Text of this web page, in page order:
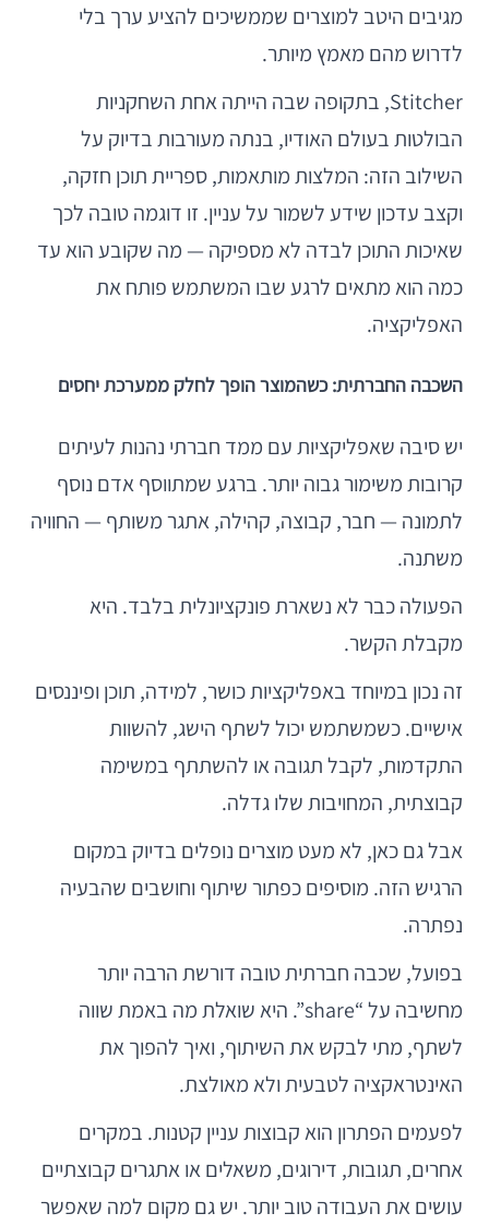
מגיבים היטב למוצרים שממשיכים להציע ערך בלי
לדרוש מהם מאמץ מיותר.
Stitcher, בתקופה שבה הייתה אחת השחקניות
הבולטות בעולם האודיו, בנתה מעורבות בדיוק על
השילוב הזה: המלצות מותאמות, ספריית תוכן חזקה,
וקצב עדכון שידע לשמור על עניין. זו דוגמה טובה לכך
שאיכות התוכן לבדה לא מספיקה — מה שקובע הוא עד
כמה הוא מתאים לרגע שבו המשתמש פותח את
האפליקציה.
השכבה החברתית: כשהמוצר הופך לחלק ממערכת יחסים
יש סיבה שאפליקציות עם ממד חברתי נהנות לעיתים
קרובות משימור גבוה יותר. ברגע שמתווסף אדם נוסף
לתמונה — חבר, קבוצה, קהילה, אתגר משותף — החוויה
משתנה.
הפעולה כבר לא נשארת פונקציונלית בלבד. היא
מקבלת הקשר.
זה נכון במיוחד באפליקציות כושר, למידה, תוכן ופיננסים
אישיים. כשמשתמש יכול לשתף הישג, להשוות
התקדמות, לקבל תגובה או להשתתף במשימה
קבוצתית, המחויבות שלו גדלה.
אבל גם כאן, לא מעט מוצרים נופלים בדיוק במקום
הרגיש הזה. מוסיפים כפתור שיתוף וחושבים שהבעיה
נפתרה.
בפועל, שכבה חברתית טובה דורשת הרבה יותר
מחשיבה על “share”. היא שואלת מה באמת שווה
לשתף, מתי לבקש את השיתוף, ואיך להפוך את
האינטראקציה לטבעית ולא מאולצת.
לפעמים הפתרון הוא קבוצות עניין קטנות. במקרים
אחרים, תגובות, דירוגים, משאלים או אתגרים קבוצתיים
עושים את העבודה טוב יותר. יש גם מקום למה שאפשר